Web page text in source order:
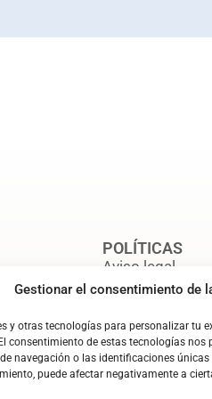
Gestionar el consentimiento de
y otras tecnologías para personalizar tu
consentimiento de estas tecnologías nos
navegación o las identificaciones
puede afectar negativamente a
POLÍTICAS
Aviso legal
Política de
Política de